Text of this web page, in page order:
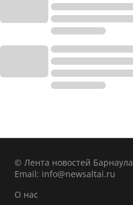
© Лента новостей Барнаула
Email: info@newsaltai.ru
О нас